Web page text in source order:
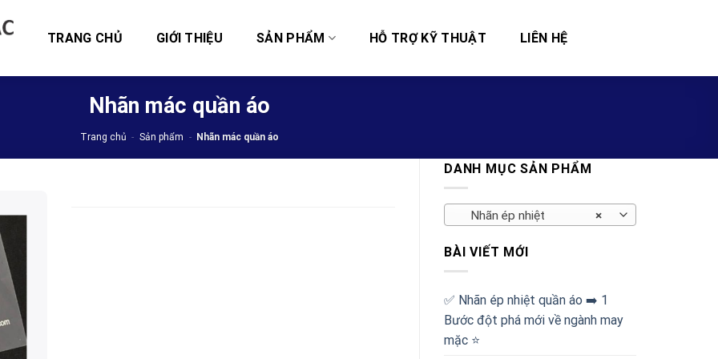
TRANG CHỦ GIỚI THIỆU SẢN PHẨM HỖ TRỢ KỸ THUẬT LIÊN HỆ
Nhãn mác quần áo
Trang chủ - Sản phẩm - Nhãn mác quần áo
DANH MỤC SẢN PHẨM
×
Nhãn ép nhiệt
BÀI VIẾT MỚI
✅‪ Nhãn ép nhiệt quần áo ➡️ 1
Bước đột phá mới về ngành may
mặc ⭐️